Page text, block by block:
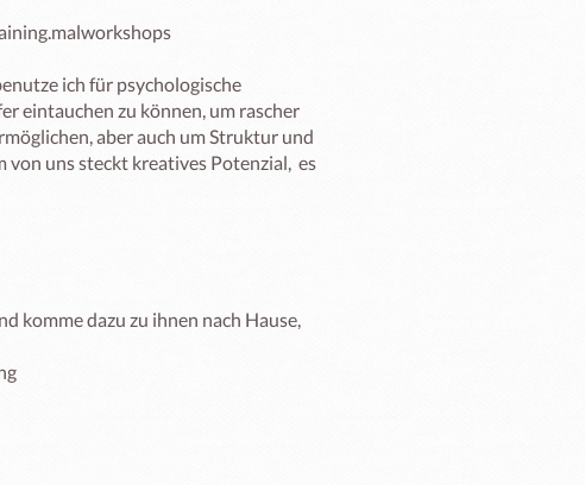
ich für psychologische
eintauchen zu können, um rascher
aber auch um Struktur und
von uns steckt kreatives Potenzial,  es
komme dazu zu ihnen nach Hause,